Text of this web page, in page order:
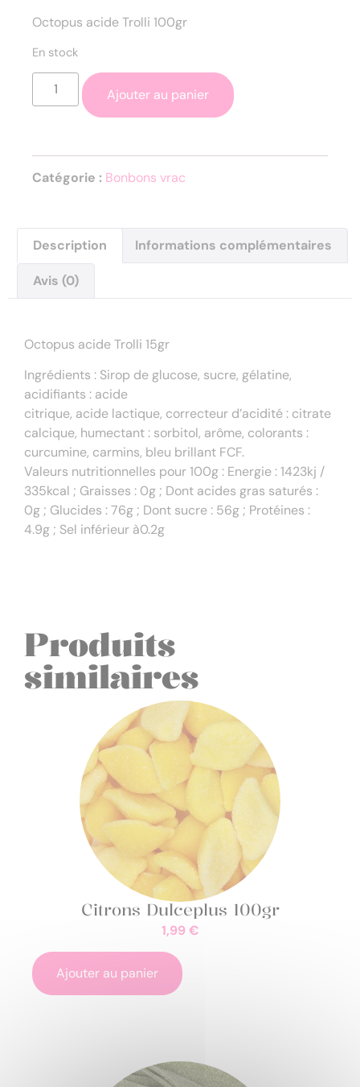
Octopus acide Trolli 100gr
En stock
Ajouter au panier
Catégorie : Bonbons vrac
Description Informations complémentaires
Avis (0)
Octopus acide Trolli 15gr
Ingrédients : Sirop de glucose, sucre, gélatine,
acidifiants : acide
citrique, acide lactique, correcteur d’acidité : citrate
calcique, humectant : sorbitol, arôme, colorants :
curcumine, carmins, bleu brillant FCF.
Valeurs nutritionnelles pour 100g : Energie : 1423kj /
335kcal ; Graisses : 0g ; Dont acides gras saturés :
0g ; Glucides : 76g ; Dont sucre : 56g ; Protéines :
4.9g ; Sel inférieur à0.2g
Produits
similaires
Citrons Dulceplus 100gr
1,99€
Ajouter au panier